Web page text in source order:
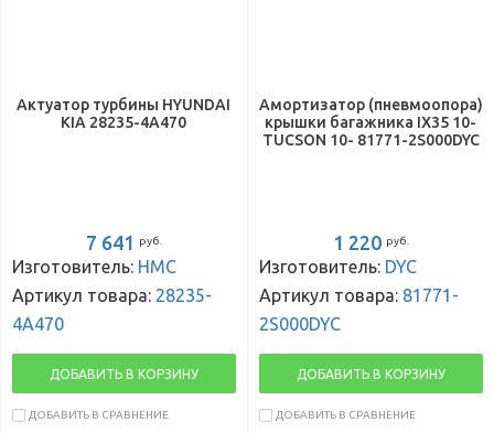
Актуатор турбины HYUNDAI
KIA 28235-4A470
7 641 руб.
Изготовитель: HMC
Артикул товара: 28235-
4A470
ДОБАВИТЬ В КОРЗИНУ
ДОБАВИТЬ В СРАВНЕНИЕ
Амортизатор (пневмоопора)
крышки багажника IX35 10-
TUCSON 10- 81771-2S000DYC
1 220 руб.
Изготовитель: DYC
Артикул товара: 81771-
2S000DYC
ДОБАВИТЬ В КОРЗИНУ
ДОБАВИТЬ В СРАВНЕНИЕ